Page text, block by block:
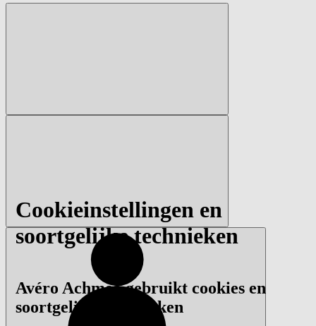
Cookieinstellingen en
soortgelijke technieken
Avéro Achmea gebruikt cookies en
soortgelijke technieken